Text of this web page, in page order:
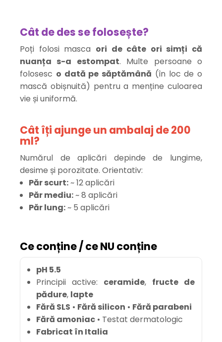
Cât de des se folosește?
Poți folosi masca ori de câte ori simți că
nuanța s-a estompat. Multe persoane o
folosesc o dată pe săptămână (în loc de o
mască obișnuită) pentru a menține culoarea
vie și uniformă.
Cât îți ajunge un ambalaj de 200
ml?
Numărul de aplicări depinde de lungime,
desime și porozitate. Orientativ:
Păr scurt:~ 12 aplicări
Păr mediu:~ 8 aplicări
Păr lung:~ 5 aplicări
Ce conține / ce NU conține
pH 5.5
Principii active: ceramide, fructe de
pădure, lapte
Fără SLS • Fără silicon • Fără parabeni
Fără amoniac • Testat dermatologic
Fabricat în Italia